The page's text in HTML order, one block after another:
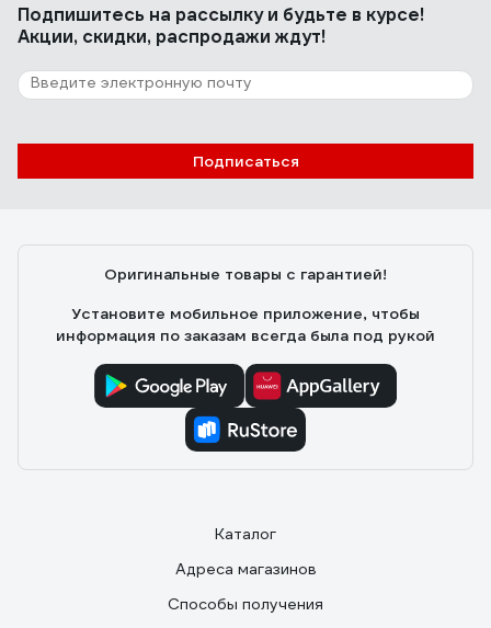
Подпишитесь на рассылкуи будьте в курсе!
Акции, скидки, распродажи ждут!
Подписаться
Оригинальные товары с гарантией!
Установите мобильное приложение, чтобы
информация по заказам всегда была под рукой
Каталог
Адреса магазинов
Способы получения